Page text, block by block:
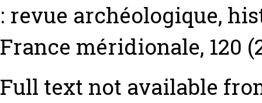
: revue archéologique,
France méridionale, 120
Full text not available